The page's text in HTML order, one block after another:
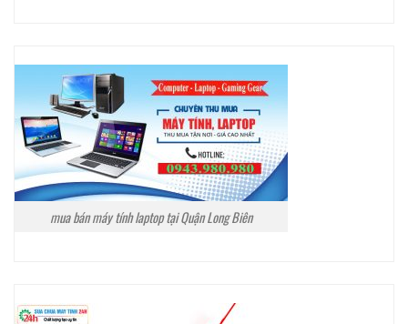
mua bán máy tính laptop tại Quận Long Biên